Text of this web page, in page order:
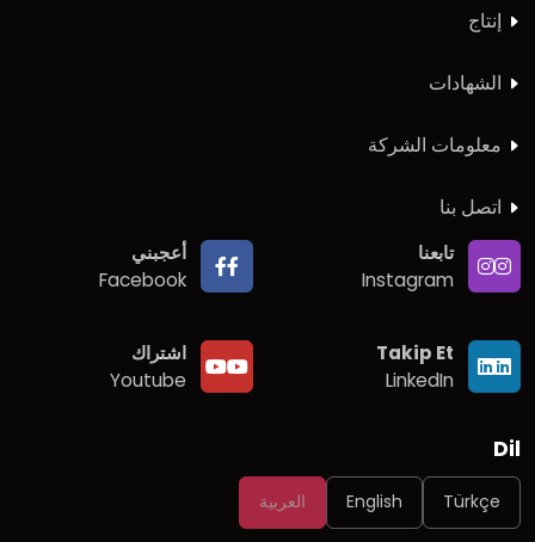
إنتاج
الشهادات
معلومات الشركة
اتصل بنا
أعجبني
Facebook
تابعنا
Instagram
اشتراك
Youtube
Takip Et
LinkedIn
Dil
Türkçe
English العربية